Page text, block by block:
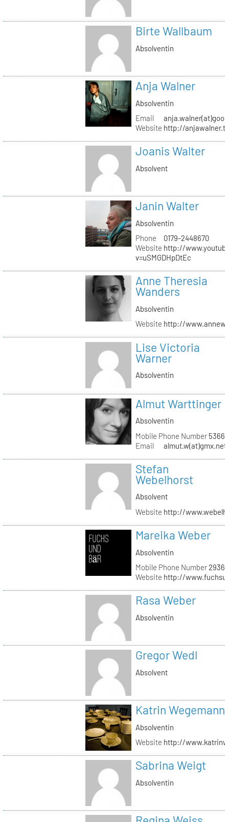
Birte Wallbaum
Absolventin
Anja Walner
Absolventin
Email
Website http://
Joanis Walter
Absolvent
Janin Walter
Absolventin
Phone
0179-2448670
Website http://
v=uSMGDHpDtEc
Anne Theresia
Wanders
Absolventin
Website http://
Lise Victoria
Warner
Absolventin
Almut Warttinger
Absolventin
Mobile Phone Number
Email
almut.w(at)gmx.net
Stefan
Webelhorst
Absolvent
Website http://
Mareika Weber
Absolventin
Mobile Phone Number
Website http://
Rasa Weber
Absolventin
Gregor Wedl
Absolvent
Katrin Wegemann
Absolventin
Website http://
Sabrina Weigt
Absolventin